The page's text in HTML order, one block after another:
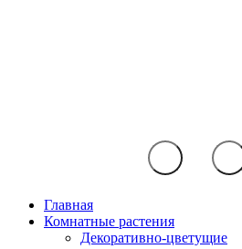
Главная
Комнатные растения
Декоративно-цветущие